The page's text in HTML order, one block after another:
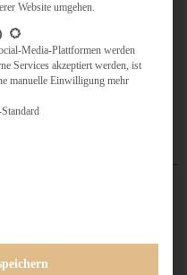
Website umgehen.
Media-Plattformen werden
Services akzeptiert werden, ist
manuelle Einwilligung mehr